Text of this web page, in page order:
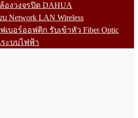
งวงจรปิด DAHUA
Network LAN Wireless
เบอร์ออฟติก รับเข้าหัว Fiber Optic
ะบบไฟฟ้า